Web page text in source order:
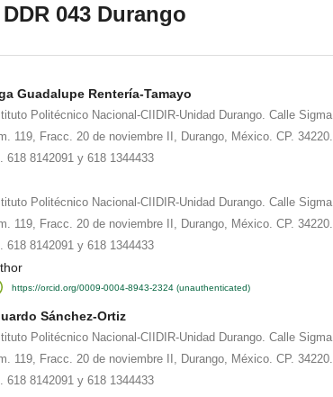
043 Durango
Guadalupe Rentería-Tamayo
Politécnico Nacional-CIIDIR-Unidad Durango. Calle Sigma
119, Fracc. 20 de noviembre II, Durango, México. CP. 34220.
618 8142091 y 618 1344433
Politécnico Nacional-CIIDIR-Unidad Durango. Calle Sigma
119, Fracc. 20 de noviembre II, Durango, México. CP. 34220.
618 8142091 y 618 1344433
https://orcid.org/0009-0004-8943-2324 (unauthenticated)
Sánchez-Ortiz
Politécnico Nacional-CIIDIR-Unidad Durango. Calle Sigma
119, Fracc. 20 de noviembre II, Durango, México. CP. 34220.
618 8142091 y 618 1344433